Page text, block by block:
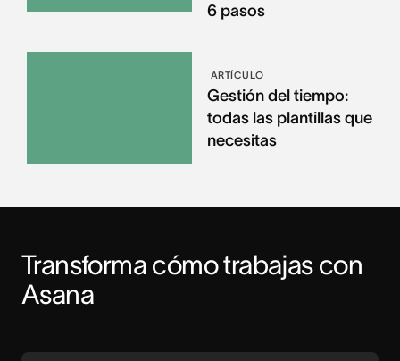
6 pasos
ARTÍCULO
Gestión del tiempo:
todas las plantillas que
necesitas
Transforma cómo trabajas con
Asana